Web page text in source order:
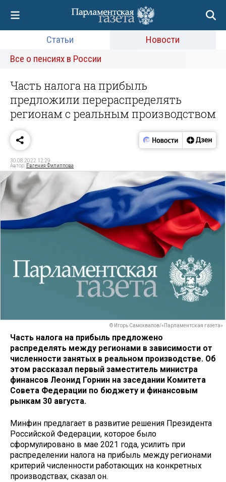
Статьи
Новости
Все о пенсиях в России
Часть налога на прибыль
предложили перераспределять
регионам с реальным производством
30.08.2022 12:29
Автор: Евгения Филиппова
© Игорь Самохвалов/«Парламентская газета»
Часть налога на прибыль предложено
распределять между регионами в зависимости от
численности занятых в реальном производстве. Об
этом рассказал первый заместитель министра
финансов Леонид Горнин на заседании Комитета
Совета Федерации по бюджету и финансовым
рынкам 30 августа.
Минфин предлагает в развитие решения Президента
Российской Федерации, которое было
сформулировано в мае 2021 года, усилить при
распределении налога на прибыль между регионами
критерий численности работающих на конкретных
производствах, сказал он.